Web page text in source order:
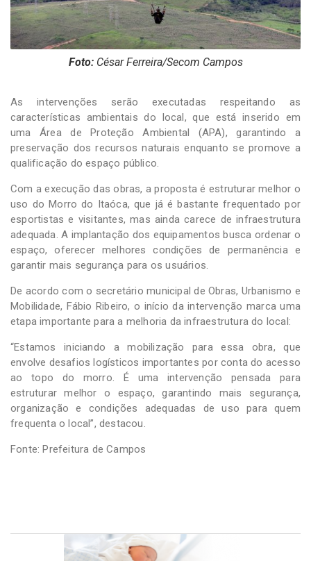
Foto:César Ferreira/Secom Campos
As intervenções serão executadas respeitando as
características ambientais do local, que está inserido em
uma Área de Proteção Ambiental (APA), garantindo a
preservação dos recursos naturais enquanto se promove a
qualificação do espaço público.
Com a execução das obras, a proposta é estruturar melhor o
uso do Morro do Itaóca, que já é bastante frequentado por
esportistas e visitantes, mas ainda carece de infraestrutura
adequada. A implantação dos equipamentos busca ordenar o
espaço, oferecer melhores condições de permanência e
garantir mais segurança para os usuários.
De acordo com o secretário municipal de Obras, Urbanismo e
Mobilidade, Fábio Ribeiro, o início da intervenção marca uma
etapa importante para a melhoria da infraestrutura do local:
“Estamos iniciando a mobilização para essa obra, que
envolve desafios logísticos importantes por conta do acesso
ao topo do morro. É uma intervenção pensada para
estruturar melhor o espaço, garantindo mais segurança,
organização e condições adequadas de uso para quem
frequenta o local”, destacou.
Fonte: Prefeitura de Campos